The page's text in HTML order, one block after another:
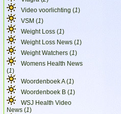
Video voorlichting (1)
VSM (1)
Weight Loss (1)
Weight Loss News (1)
Weight Watchers (1)
Womens Health News
(1)
Woordenboek A (1)
Woordenboek B (1)
WSJ Health Video
News (1)